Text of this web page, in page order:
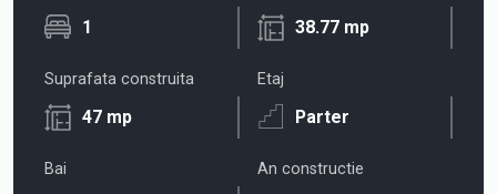
1 38.77 mp
Suprafata construita
47 mp
Etaj
Parter
Bai An constructie